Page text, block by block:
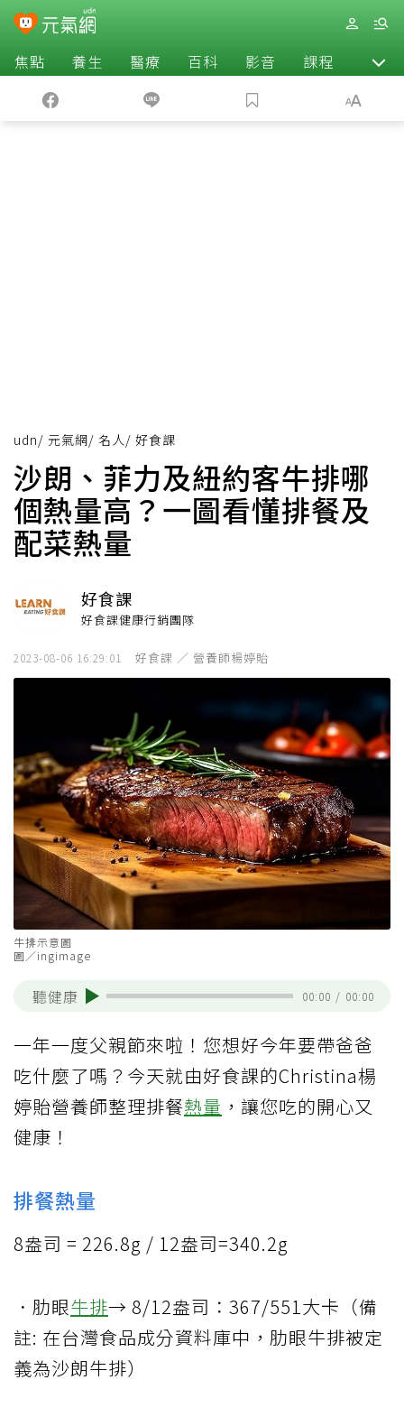
焦點 養生 醫療 百科 影音 課程 退休
udn/ 元氣網/ 名人/ 好食課
沙朗、菲力及紐約客牛排哪
個熱量高？一圖看懂排餐及
配菜熱量
好食課
好食課健康行銷團隊
2023-08-06 16:29:01 好食課 ／ 營養師楊婷貽
牛排示意圖
圖／ingimage
聽健康 00:00 / 00:00
一年一度父親節來啦！您想好今年要帶爸爸
吃什麼了嗎？今天就由好食課的Christina楊
婷貽營養師整理排餐熱量 ，讓您吃的開心又
健康！
排餐熱量
8盎司 = 226.8g / 12盎司=340.2g
．肋眼牛排→ 8/12盎司：367/551大卡（備
註: 在台灣食品成分資料庫中，肋眼牛排被定
義為沙朗牛排）